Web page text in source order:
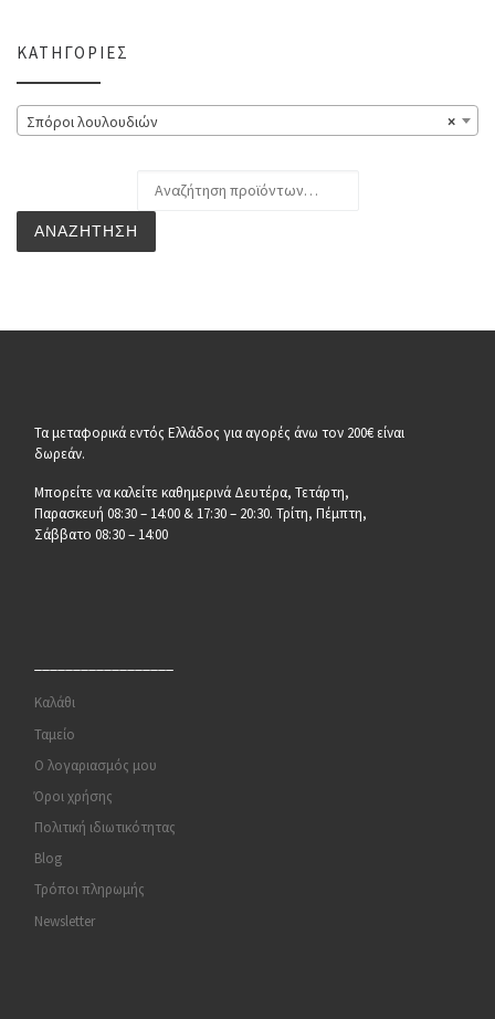
ΚΑΤΗΓΟΡΊΕΣ
×
Σπόροι λουλουδιών
ΑΝΑΖΉΤΗΣΗ
Τα μεταφορικά εντός Ελλάδος για αγορές άνω τον 200€ είναι
δωρεάν.
Μπορείτε να καλείτε καθημερινά Δευτέρα, Τετάρτη,
Παρασκευή 08:30 – 14:00 & 17:30 – 20:30. Τρίτη, Πέμπτη,
Σάββατο 08:30 – 14:00
Καλάθι
Ταμείο
Ο λογαριασμός μου
Όροι χρήσης
Πολιτική ιδιωτικότητας
Blog
Τρόποι πληρωμής
Newsletter